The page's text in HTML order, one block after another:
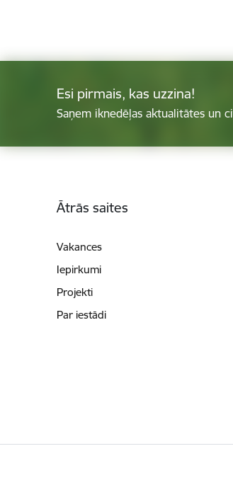
Esi pirmais, kas uzzina!
Saņem iknedēļas aktualitātes un
Ātrās saites
Vakances
Iepirkumi
Projekti
Par iestādi